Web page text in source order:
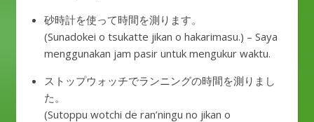
砂時計を使って時間を測ります。
(Sunadokei o tsukatte jikan o hakarimasu.) – Saya
menggunakan jam pasir untuk mengukur waktu.
ストップウォッチでランニングの時間を測りまし
た。
(Sutoppu wotchi de ran’ningu no jikan o